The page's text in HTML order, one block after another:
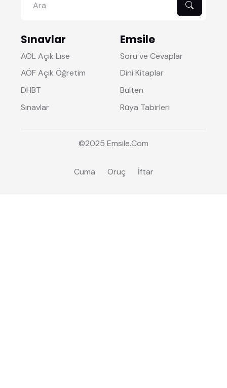
Sınavlar
AÖL Açık Lise
AÖF Açık Öğretim
DHBT
Sınavlar
Emsile
Soru ve Cevaplar
Dini Kitaplar
Bülten
Rüya Tabirleri
©2025 Emsile.Com
Cuma Oruç İftar